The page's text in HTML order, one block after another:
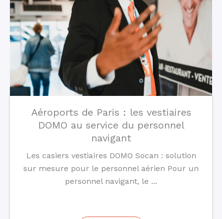
Aéroports de Paris : les vestiaires
DOMO au service du personnel
navigant
Les casiers vestiaires DOMO Socan : solution
sur mesure pour le personnel aérien Pour un
personnel navigant, le ...